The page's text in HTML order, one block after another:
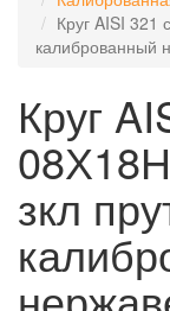
Круг AISI 321
калиброванный
Круг
зкл